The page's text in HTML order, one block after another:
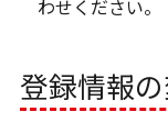
わせください。
登録情報